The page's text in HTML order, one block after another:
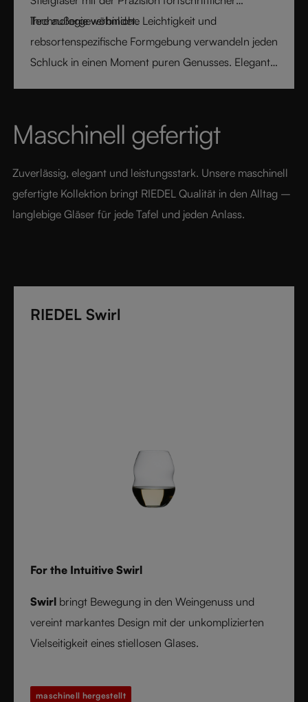
Technologie verbindet.
Ihre außergewöhnliche Leichtigkeit und
rebsortenspezifische Formgebung verwandeln jeden
Schluck in einen Moment puren Genusses. Elegant,
luxuriöses Glasdesign.
Maschinell gefertigt
Zuverlässig, elegant und leistungsstark. Unsere maschinell
gefertigte Kollektion bringt RIEDEL Qualität in den Alltag –
langlebige Gläser für jede Tafel und jeden Anlass.
RIEDEL Swirl
For the Intuitive Swirl
Swirl bringt Bewegung in den Weingenuss und
vereint markantes Design mit der unkomplizierten
Vielseitigkeit eines stiellosen Glases.
maschinell hergestellt